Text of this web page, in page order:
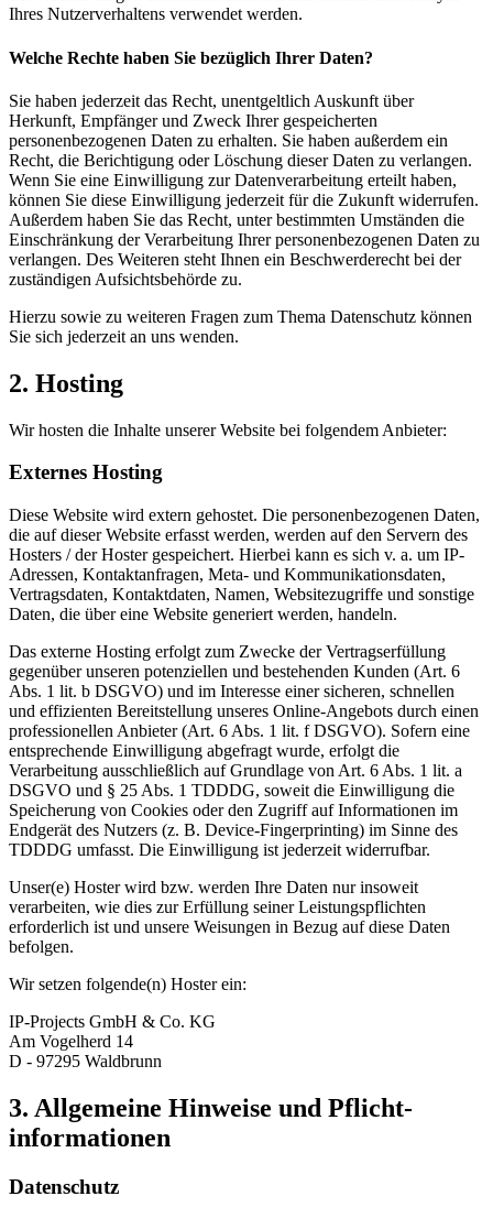
Ihres Nutzerverhaltens verwendet werden.
Welche Rechte haben Sie bezüglich Ihrer Daten?
Sie haben jederzeit das Recht, unentgeltlich Auskunft über
Herkunft, Empfänger und Zweck Ihrer gespeicherten
personenbezogenen Daten zu erhalten. Sie haben außerdem ein
Recht, die Berichtigung oder Löschung dieser Daten zu verlangen.
Wenn Sie eine Einwilligung zur Datenverarbeitung erteilt haben,
können Sie diese Einwilligung jederzeit für die Zukunft widerrufen.
Außerdem haben Sie das Recht, unter bestimmten Umständen die
Einschränkung der Verarbeitung Ihrer personenbezogenen Daten zu
verlangen. Des Weiteren steht Ihnen ein Beschwerderecht bei der
zuständigen Aufsichtsbehörde zu.
Hierzu sowie zu weiteren Fragen zum Thema Datenschutz können
Sie sich jederzeit an uns wenden.
2. Hosting
Wir hosten die Inhalte unserer Website bei folgendem Anbieter:
Externes Hosting
Diese Website wird extern gehostet. Die personenbezogenen Daten,
die auf dieser Website erfasst werden, werden auf den Servern des
Hosters / der Hoster gespeichert. Hierbei kann es sich v. a. um IP-
Adressen, Kontaktanfragen, Meta- und Kommunikationsdaten,
Vertragsdaten, Kontaktdaten, Namen, Websitezugriffe und sonstige
Daten, die über eine Website generiert werden, handeln.
Das externe Hosting erfolgt zum Zwecke der Vertragserfüllung
gegenüber unseren potenziellen und bestehenden Kunden (Art. 6
Abs. 1 lit. b DSGVO) und im Interesse einer sicheren, schnellen
und effizienten Bereitstellung unseres Online-Angebots durch einen
professionellen Anbieter (Art. 6 Abs. 1 lit. f DSGVO). Sofern eine
entsprechende Einwilligung abgefragt wurde, erfolgt die
Verarbeitung ausschließlich auf Grundlage von Art. 6 Abs. 1 lit. a
DSGVO und § 25 Abs. 1 TDDDG, soweit die Einwilligung die
Speicherung von Cookies oder den Zugriff auf Informationen im
Endgerät des Nutzers (z. B. Device-Fingerprinting) im Sinne des
TDDDG umfasst. Die Einwilligung ist jederzeit widerrufbar.
Unser(e) Hoster wird bzw. werden Ihre Daten nur insoweit
verarbeiten, wie dies zur Erfüllung seiner Leistungspflichten
erforderlich ist und unsere Weisungen in Bezug auf diese Daten
befolgen.
Wir setzen folgende(n) Hoster ein:
IP-Projects GmbH & Co. KG
Am Vogelherd 14
D - 97295 Waldbrunn
3. Allgemeine Hinweise und Pflicht­
informationen
Datenschutz